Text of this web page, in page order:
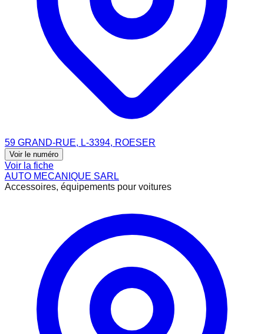
59 GRAND-RUE, L-3394, ROESER
Voir le numéro
Voir la fiche
AUTO MECANIQUE SARL
Accessoires, équipements pour voitures